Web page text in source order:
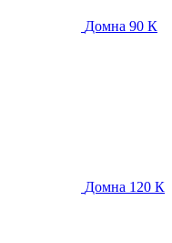
Домна 90 К
Домна 120 К